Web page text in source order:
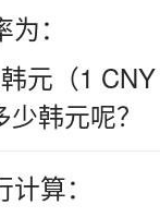
：
元（1
韩元呢？
算：